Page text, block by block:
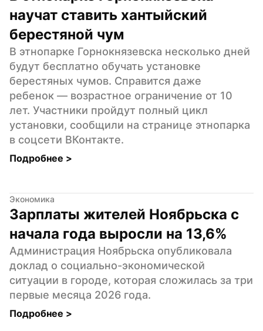
научат ставить хантыйский
берестяной чум
В этнопарке Горнокнязевска несколько дней
будут бесплатно обучать установке
берестяных чумов. Справится даже
ребенок — возрастное ограничение от 10
лет. Участники пройдут полный цикл
установки, сообщили на странице этнопарка
в соцсети ВКонтакте.
Подробнее >
Экономика
Зарплаты жителей Ноябрьска с
начала года выросли на 13,6%
Администрация Ноябрьска опубликовала
доклад о социально-экономической
ситуации в городе, которая сложилась за три
первые месяца 2026 года.
Подробнее >